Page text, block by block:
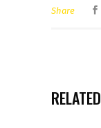
Share